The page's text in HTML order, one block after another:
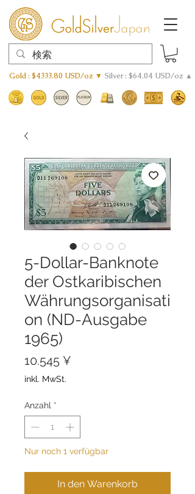
Gold : $4333.80 USD/oz ▼ Silver : $64.04 USD/oz ▲
5-Dollar-Banknote
der Ostkaribischen
Währungsorganisati
on (ND-Ausgabe
1965)
10.545 ¥
inkl. MwSt.
Anzahl *
Nur noch 1 verfügbar
In den Warenkorb